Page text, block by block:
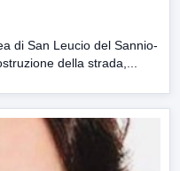
di San Leucio del Sannio-
della strada,...